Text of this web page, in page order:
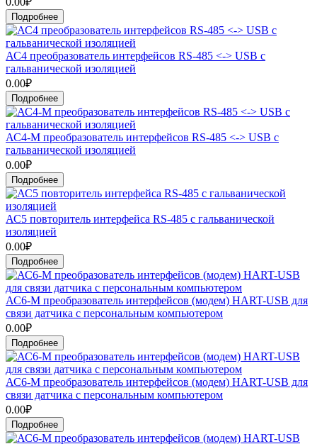
Подробнее
АС4 преобразователь интерфейсов RS-485 <-> USB c
гальванической изоляцией
0.00₽
Подробнее
АС4-М преобразователь интерфейсов RS-485 <-> USB с
гальванической изоляцией
0.00₽
Подробнее
АС5 повторитель интерфейса RS-485 c гальванической
изоляцией
0.00₽
Подробнее
АС6-М преобразователь интерфейсов (модем) HART-USB для
связи датчика с персональным компьютером
0.00₽
Подробнее
АС6-М преобразователь интерфейсов (модем) HART-USB для
связи датчика с персональным компьютером
0.00₽
Подробнее